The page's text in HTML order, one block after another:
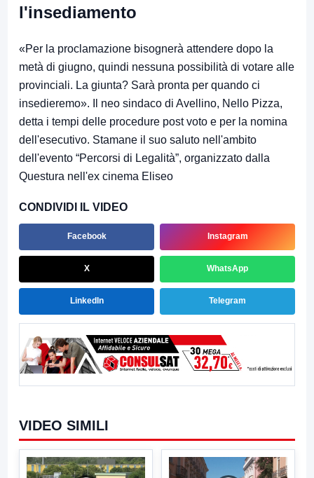
l'insediamento
«Per la proclamazione bisognerà attendere dopo la
metà di giugno, quindi nessuna possibilità di votare alle
provinciali. La giunta? Sarà pronta per quando ci
insedieremo». Il neo sindaco di Avellino, Nello Pizza,
detta i tempi delle procedure post voto e per la nomina
dell'esecutivo. Stamane il suo saluto nell'ambito
dell'evento “Percorsi di Legalità”, organizzato dalla
Questura nell'ex cinema Eliseo
CONDIVIDI IL VIDEO
Facebook Instagram
X WhatsApp
LinkedIn Telegram
VIDEO SIMILI